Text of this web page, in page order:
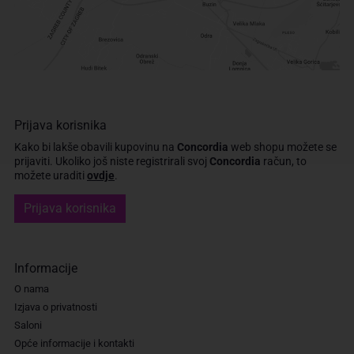
Prijava korisnika
Kako bi lakše obavili kupovinu na Concordia web shopu možete se
prijaviti. Ukoliko još niste registrirali svoj Concordia račun, to
možete uraditi ovdje
Prijava korisnika
Informacije
O nama
Izjava o privatnosti
Saloni
Opće informacije i kontakti